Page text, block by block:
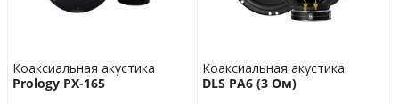
Коаксиальная акустика
Prology PX-165
Коаксиальная акустика
DLS PA6 (3 Ом)